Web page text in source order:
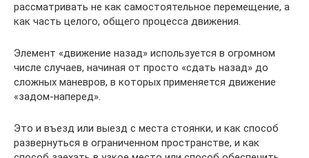
рассматривать не как самостоятельное перемещение, а
как часть целого, общего процесса движения.
Элемент «движение назад» используется в огромном
числе случаев, начиная от просто «сдать назад» до
сложных маневров, в которых применяется движение
«задом-наперед».
Это и въезд или выезд с места стоянки, и как способ
развернуться в ограниченном пространстве, и как